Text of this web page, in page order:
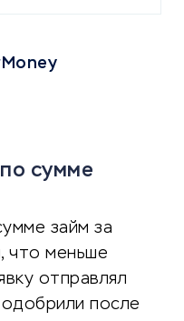
сумме
займ за
что меньше
отправлял
после